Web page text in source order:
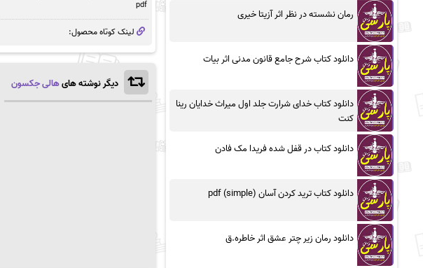
pdf
لینک کوتاه محصول:
دیگر نوشته هایهالی جکسون
رمان نشسته در نظر اثر آزیتا خیری
دانلود کتاب شرح جامع قانون مدنی اثر بیات
دانلود کتاب خدای شرارت جلد اول میراث خدایان رینا
کنت
دانلود کتاب در قفل شده فریدا مک فادن
دانلود کتاب ترید کردن آسان (simple) pdf
دانلود رمان زیر چتر عشق اثر خاطره.ق